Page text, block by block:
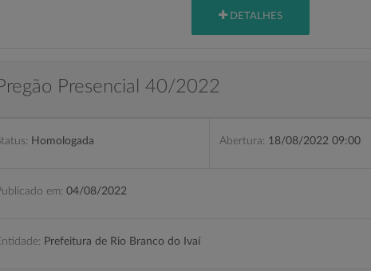
DETALHES
Presencial 40/2022
Homologada Abertura: 18/08/2022 09:00
em: 04/08/2022
Prefeitura de Rio Branco do Ivaí